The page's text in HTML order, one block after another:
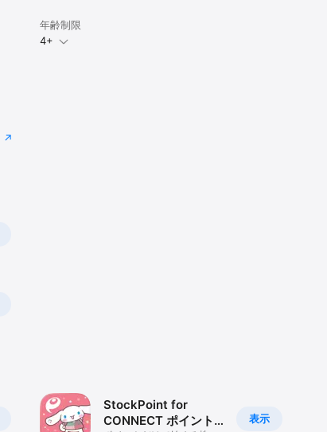
年齢制限
4+
表示
StockPoint for
CONNECT ポイント